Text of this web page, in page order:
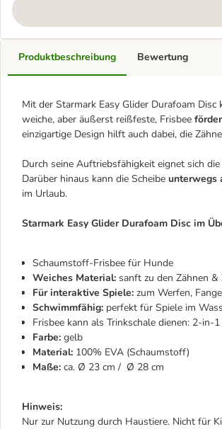
Produktbeschreibung
Mit der Starmark Easy Glider Durafoam Disc
weiche, aber äußerst reißfeste, Frisbee
einzigartige Design hilft auch dabei, die
Durch seine Auftriebsfähigkeit eignet sich
Darüber hinaus kann die Scheibe unterwegs
im Urlaub.
Starmark Easy Glider Durafoam Disc im
Schaumstoff-Frisbee für Hunde
Weiches Material: sanft zu den Zähnen
Für interaktive Spiele: zum Werfen,
Schwimmfähig: perfekt für Spiele im
Frisbee kann als Trinkschale dienen: 2-in-
Farbe: gelb
Material: 100% EVA (Schaumstoff)
Maße: ca. Ø 23 cm / Ø 28 cm
Hinweis:
Nur zur Nutzung durch Haustiere. Nicht für
Bewertung